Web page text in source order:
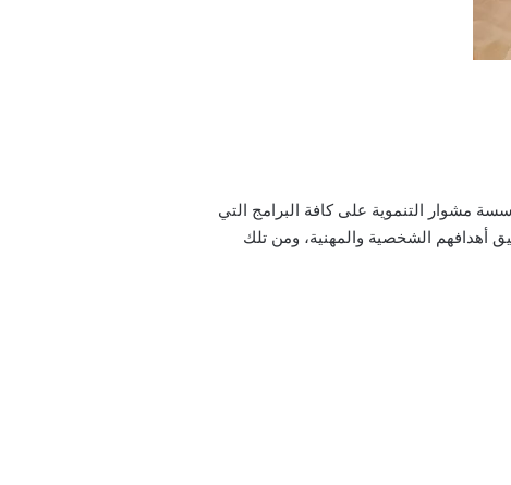
مشوار التنموية على كافة البرامج التي
أهدافهم الشخصية والمهنية، ومن تلك